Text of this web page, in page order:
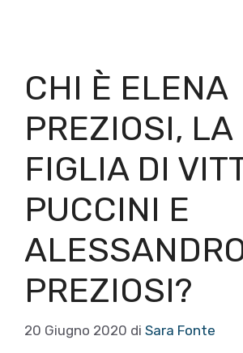
CHI È ELENA
PREZIOSI, LA
FIGLIA DI
PUCCINI E
PREZIOSI?
20 Giugno 2020 di Sara Fonte